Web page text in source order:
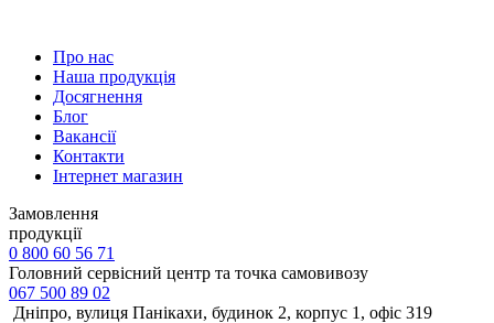
Про нас
Наша продукція
Досягнення
Блог
Вакансії
Контакти
Інтернет магазин
Замовлення
продукції
0 800 60 56 71
Головний сервісний центр та точка самовивозу
067 500 89 02
Дніпро, вулиця Панікахи, будинок 2, корпус 1, офіс 319